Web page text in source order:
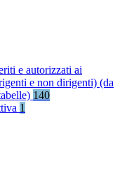
e autorizzati ai
e non dirigenti) (da
140
1